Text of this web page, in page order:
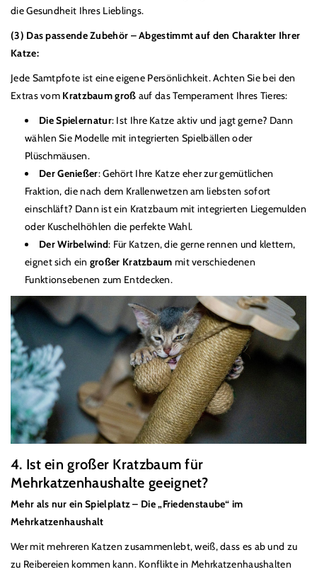
die Gesundheit Ihres Lieblings.
(3) Das passende Zubehör –Abgestimmt auf den Charakter Ihrer
Katze:
Jede Samtpfote ist eine eigene Persönlichkeit. Achten Sie bei den
Extras vom Kratzbaum groß auf das Temperament Ihres Tieres:
DieSpielernatur: Ist Ihre Katze aktiv und jagt gerne? Dann
wählen Sie Modelle mit integrierten Spielbällen oder
Plüschmäusen.
Der Genießer: Gehört Ihre Katze eher zur gemütlichen
Fraktion, die nach dem Krallenwetzen am liebsten sofort
einschläft? Dann ist ein Kratzbaum mit integrierten Liegemulden
oder Kuschelhöhlen die perfekte Wahl.
Der Wirbelwind: Für Katzen, die gerne rennen und klettern,
eignet sich ein großer Kratzbaum mit verschiedenen
Funktionsebenen zum Entdecken.
4. Ist ein großer Kratzbaum für
Mehrkatzenhaushalte geeignet?
Mehr als nur ein Spielplatz– Die„Friedenstaube“ im
Mehrkatzenhaushalt
Wer mit mehreren Katzen zusammenlebt, weiß, dass es ab und zu
zu Reibereien kommen kann. Konflikte in Mehrkatzenhaushalten